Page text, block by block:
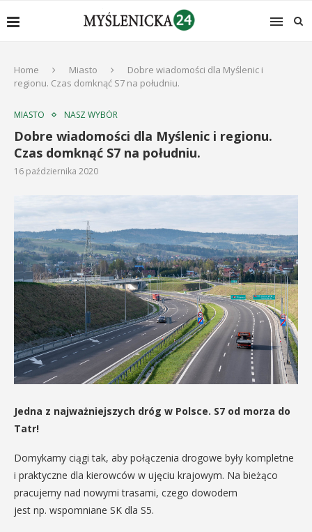
Home Miasto
Dobre wiadomości dla Myślenic i
regionu. Czas domknąć S7 na południu.
MIASTO NASZ WYBÓR
Dobre wiadomości dla Myślenic i regionu.
Czas domknąć S7 na południu.
16 października 2020
Jedna z najważniejszych dróg w Polsce. S7 od morza do
Tatr!
Domykamy ciągi tak, aby połączenia drogowe były kompletne
i praktyczne dla kierowców w ujęciu krajowym. Na bieżąco
pracujemy nad nowymi trasami, czego dowodem
jest np. wspomniane SK dla S5.